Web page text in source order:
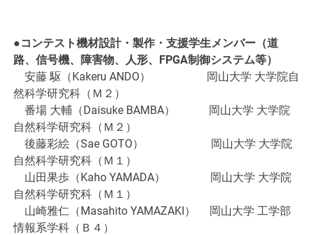
●コンテスト機材設計・製作・支援学生メンバー（道
路、信号機、障害物、人形、FPGA制御システム等）
安藤 駆（Kakeru ANDO） 岡山大学 大学院自
然科学研究科（Ｍ２）
番場 大輔（Daisuke BAMBA） 岡山大学 大学院
自然科学研究科（Ｍ２）
後藤彩絵（Sae GOTO） 岡山大学 大学院
自然科学研究科（Ｍ１）
山田果歩（Kaho YAMADA） 岡山大学 大学院
自然科学研究科（Ｍ１）
山崎雅仁（Masahito YAMAZAKI） 岡山大学 工学部
情報系学科（Ｂ４）